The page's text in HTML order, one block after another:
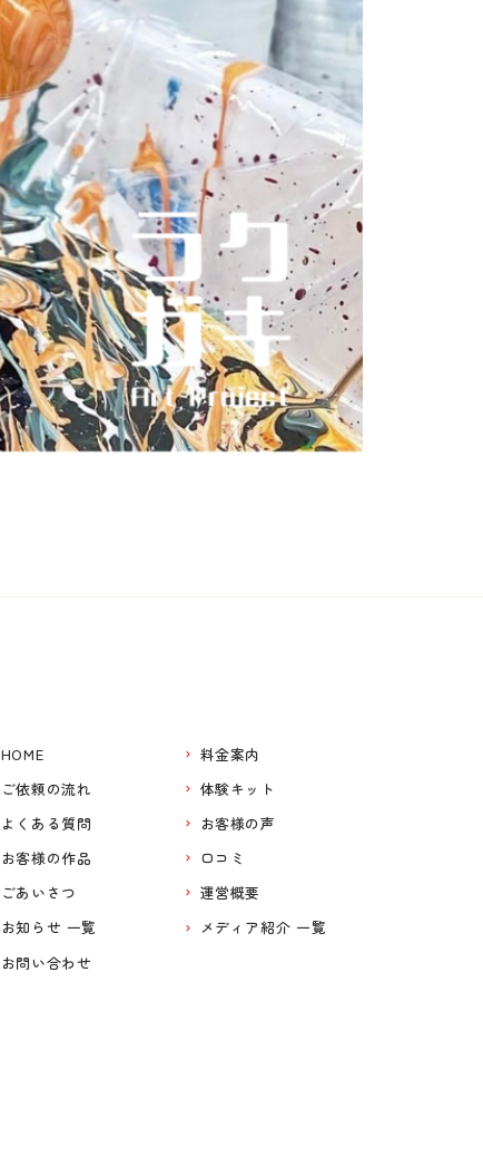
HOME
料金案内
ご依頼の流れ
体験キット
よくある質問
お客様の声
お客様の作品
口コミ
ごあいさつ
運営概要
お知らせ 一覧
メディア紹介 一覧
お問い合わせ